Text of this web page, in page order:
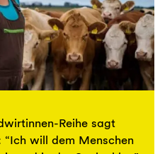
Reihe sagt
“Ich will dem Menschen